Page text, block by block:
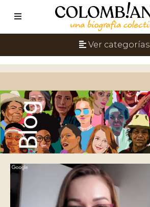
Ver categorías